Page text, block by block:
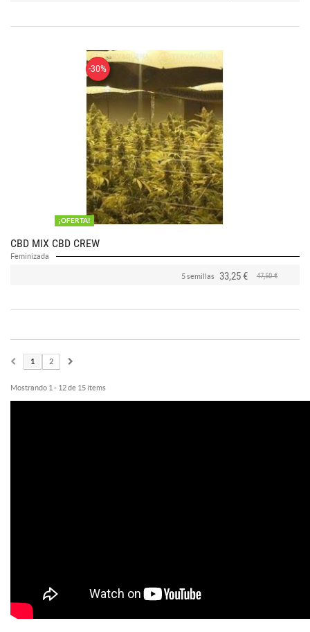
-30%
¡OFERTA!
CBD MIX CBD CREW
Feminizada
5 semillas 33,25 € 47,50 €
1 2
Mostrando 1 - 12 de 15 items